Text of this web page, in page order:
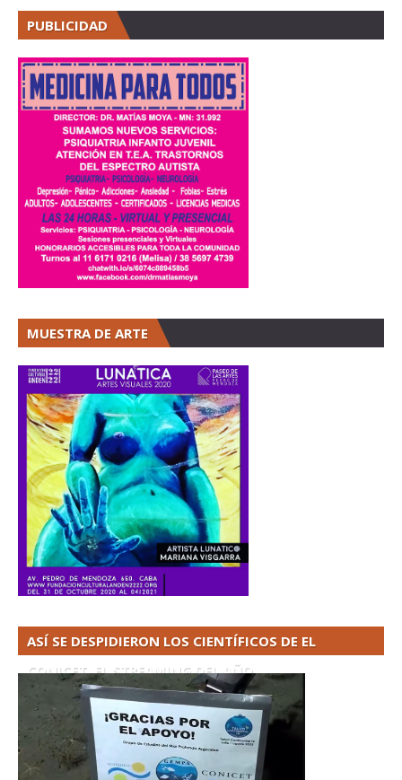
PUBLICIDAD
MUESTRA DE ARTE
ASÍ SE DESPIDIERON LOS CIENTÍFICOS DE EL
CONICET. EL STREAMING DEL AÑO